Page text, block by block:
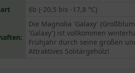
6b (-20,5 bis -17,8 °C)
Die Magnolia 'Galaxy'
'Galaxy') ist vollkommen
Frühjahr durch seine großen
Attraktives Solitärgehölz!